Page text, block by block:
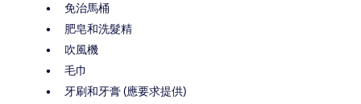
免治馬桶
肥皂和洗髮精
吹風機
毛巾
牙刷和牙膏 (應要求提供)